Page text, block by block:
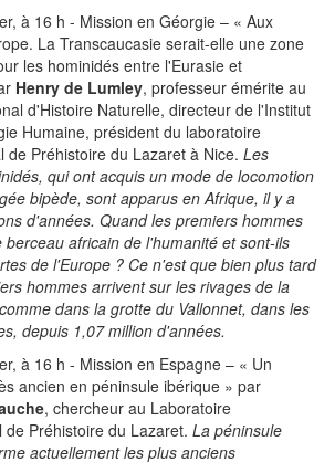
à 16 h - Mission en Géorgie – « Aux
La Transcaucasie serait-elle une zone
les hominidés entre l'Eurasie et
Henry de Lumley, professeur émérite au
d'Histoire Naturelle, directeur de l'Institut
Humaine, président du laboratoire
de Préhistoire du Lazaret à Nice. Les
qui ont acquis un mode de locomotion
bipède, sont apparus en Afrique, il y a
d'années. Quand les premiers hommes
berceau africain de l'humanité et sont-ils
de l'Europe ? Ce n'est que bien plus tard
hommes arrivent sur les rivages de la
dans la grotte du Vallonnet, dans les
depuis 1,07 million d'années.
à 16 h - Mission en Espagne – « Un
ancien en péninsule ibérique » par
, chercheur au Laboratoire
Préhistoire du Lazaret. La péninsule
actuellement les plus anciens